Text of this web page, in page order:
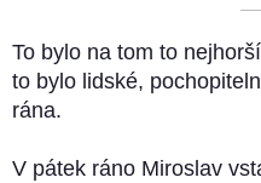
To bylo na tom to
to bylo lidské,
rána.
V pátek ráno Miroslav